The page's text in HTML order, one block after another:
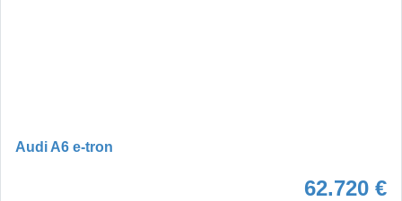
Audi A6 e-tron
62.720 €